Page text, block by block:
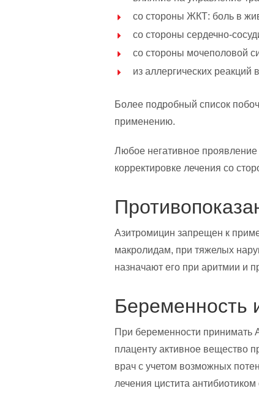
со стороны ЖКТ: боль в
со стороны сердечно-
со стороны мочеполовой
из аллергических
Более подробный список
применению.
Любое негативное
корректировке лечения со
Азитромицин запрещен к
макролидам, при тяжелых
назначают его при аритмии и
Беременность
При беременности принимать
плаценту активное вещество
врач с учетом возможных
лечения цистита антибиотиком